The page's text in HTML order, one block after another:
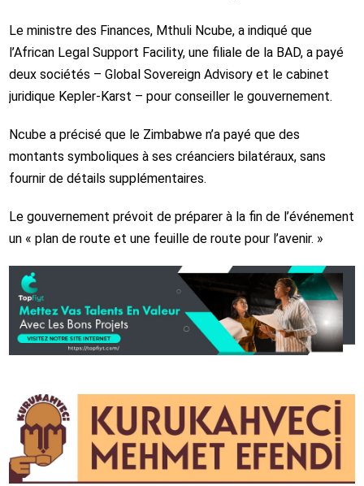
Le ministre des Finances, Mthuli Ncube, a indiqué que
l’African Legal Support Facility, une filiale de la BAD, a payé
deux sociétés – Global Sovereign Advisory et le cabinet
juridique Kepler-Karst – pour conseiller le gouvernement.
Ncube a précisé que le Zimbabwe n’a payé que des
montants symboliques à ses créanciers bilatéraux, sans
fournir de détails supplémentaires.
Le gouvernement prévoit de préparer à la fin de l’événement
un « plan de route et une feuille de route pour l’avenir. »